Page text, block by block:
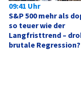
09:41 Uhr
S&P 500 mehr als
so teuer wie der
Langfristtrend –
brutale Regression?